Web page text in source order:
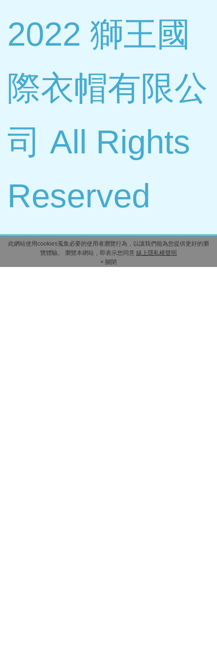
2022 獅王國
際衣帽有限公
司 All Rights
Reserved
此網站使用cookies蒐集必要的使用者瀏覽行為，以讓我們能為您提供更好的瀏
覽體驗。 瀏覽本網站，即表示您同意 線上隱私權聲明
× 關閉